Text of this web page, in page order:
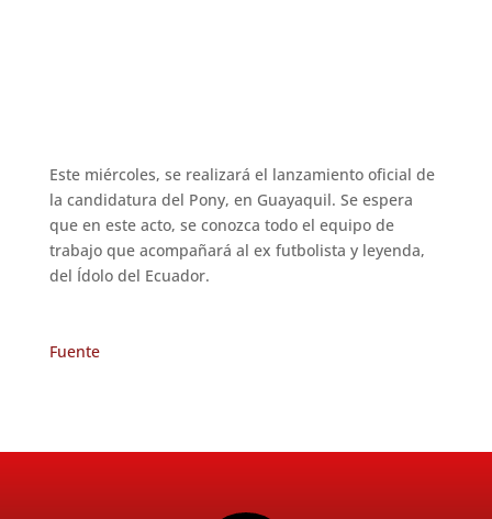
Este miércoles, se realizará el lanzamiento oficial de
la candidatura del Pony, en Guayaquil. Se espera
que en este acto, se conozca todo el equipo de
trabajo que acompañará al ex futbolista y leyenda,
del Ídolo del Ecuador.
Fuente